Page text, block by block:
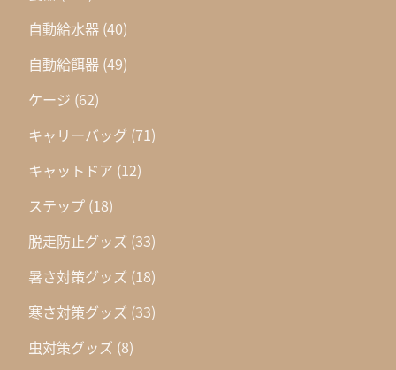
自動給水器 (40)
自動給餌器 (49)
ケージ (62)
キャリーバッグ (71)
キャットドア (12)
ステップ (18)
脱走防止グッズ (33)
暑さ対策グッズ (18)
寒さ対策グッズ (33)
虫対策グッズ (8)